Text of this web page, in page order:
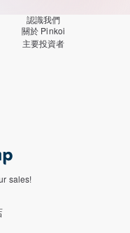
sales!
認識我們
關於 Pinkoi
主要投資者